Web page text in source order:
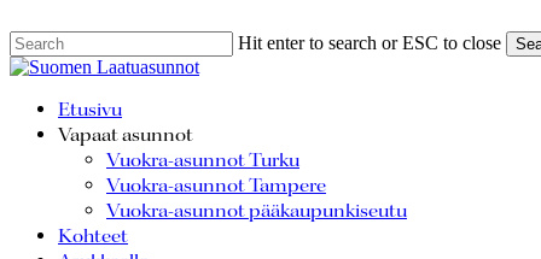
Skip
to
content
Hit enter to search or ESC to close
Close
Menu
Etusivu
Vapaat asunnot
Vuokra-asunnot Turku
Vuokra-asunnot Tampere
Vuokra-asunnot pääkaupunkiseutu
Kohteet